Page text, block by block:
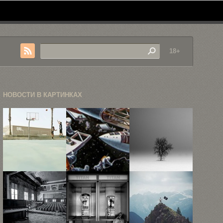
18+
НОВОСТИ В КАРТИНКАХ
Мечтательная
атмосфера
Калифорнии
в 15 ...
Фантастический
взгляд в
будущее из
...
пейзажи
Дерека Тоя